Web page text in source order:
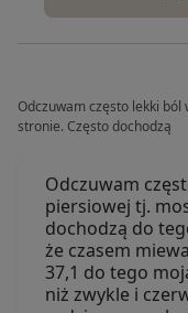
Odczuwam często lekki
stronie. Często dochodzą
Odczuwam
piersiowej tj.
dochodzą do
że czasem
37,1 do tego
niż zwykle i